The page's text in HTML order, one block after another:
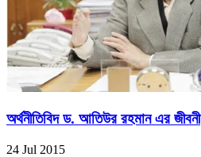
অর্থনীতিবিদ ড. আতিউর রহমান এর জীবনী
24 Jul 2015